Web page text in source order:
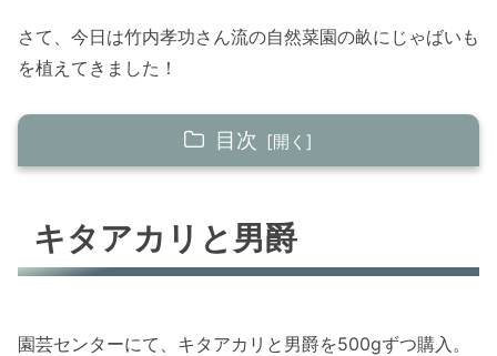
さて、今日は竹内孝功さん流の自然菜園の畝にじゃばいも
を植えてきました！
目次
特に何もしない。ただ植えるだけでどうなるか
キタアカリと男爵
園芸センターにて、キタアカリと男爵を500gずつ購入。